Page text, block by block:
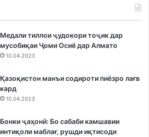
Медали тиллои ҷудокори тоҷик дар
мусобиқаи Ҷоми Осиё дар Алмато
10.04.2023
Қазоқистон манъи содироти пиёзро лағв
кард
10.04.2023
Бонки ҷаҳонӣ: Бо сабаби камшавии
интиқоли маблағ, рушди иқтисоди